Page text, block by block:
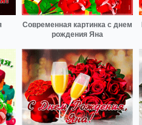
Современная картинка с днем
рождения Яна